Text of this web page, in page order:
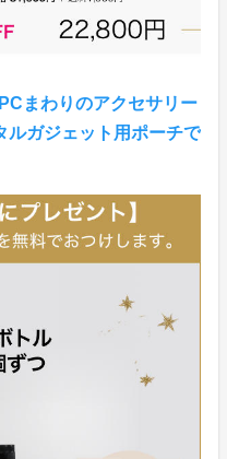
まわりのアクセサリー
ルガジェット用ポーチで